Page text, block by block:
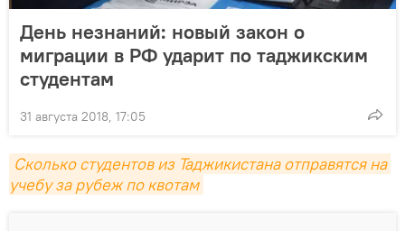
День незнаний: новый закон о
миграции в РФ ударит по таджикским
студентам
31 августа 2018, 17:05
Сколько студентов из Таджикистана отправятся на
учебу за рубеж по квотам